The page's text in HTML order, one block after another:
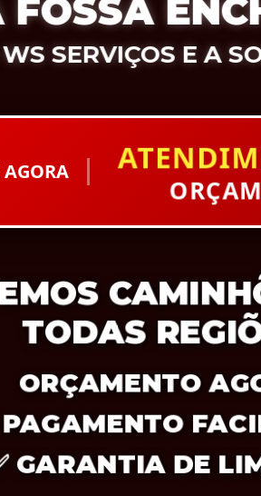
FOSSA
SERVIÇOS E A
TODAS
ORÇAMENTO
PAGAMENTO
GARANTIA DE